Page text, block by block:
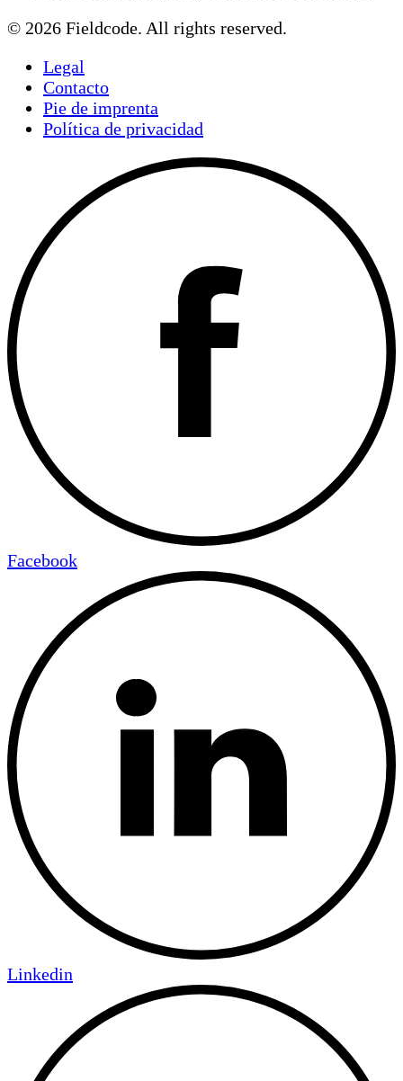
© 2026 Fieldcode. All rights reserved.
Legal
Contacto
Pie de imprenta
Política de privacidad
Facebook
Linkedin